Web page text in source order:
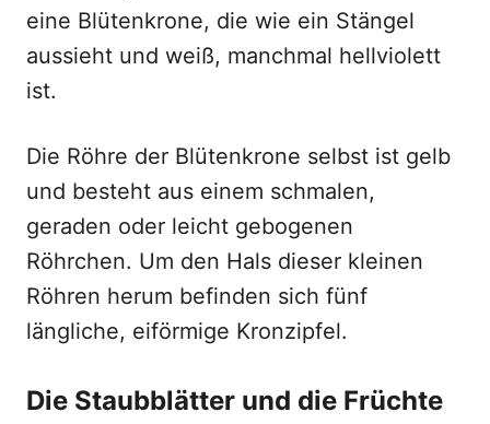
eine Blütenkrone, die wie ein Stängel
aussieht und weiß, manchmal hellviolett
ist.
Die Röhre der Blütenkrone selbst ist gelb
und besteht aus einem schmalen,
geraden oder leicht gebogenen
Röhrchen. Um den Hals dieser kleinen
Röhren herum befinden sich fünf
längliche, eiförmige Kronzipfel.
Die Staubblätter und die Früchte